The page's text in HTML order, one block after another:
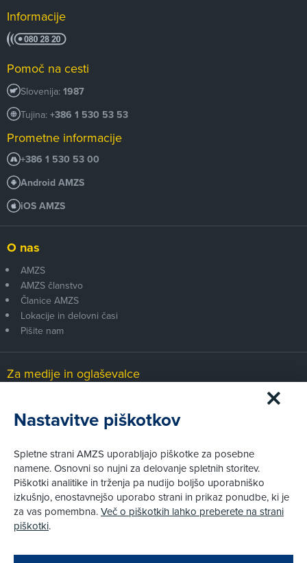
Zapri
Informacije
Pomoč na cesti
Slovenija: 1987
Tujina: +386 1 530 53 53
Prometne informacije
+386 1 530 53 00
Android AMZS
iOS AMZS
O nas
AMZS
AMZS članstvo
Članice AMZS
Lokacije in delovni časi
Pišite nam
Za medije in oglaševalce
Piškotki
Politika zasebnosti
Informacije o obdelavi osebnih podatkov - videonadzor
Pravno obvestilo
Izvensodno reševanje potrošniških sporov
Cenik članstva AMZS
Nastavitve piškotkov
Spletne strani AMZS uporabljajo piškotke za posebne
namene. Osnovni so nujni za delovanje spletnih storitev.
Piškotki analitike in trženja pa nudijo boljšo uporabniško
izkušnjo, enostavnejšo uporabo strani in prikaz ponudbe, ki je
za vas pomembna.Več o piškotkih lahko preberete na strani
piškotki.